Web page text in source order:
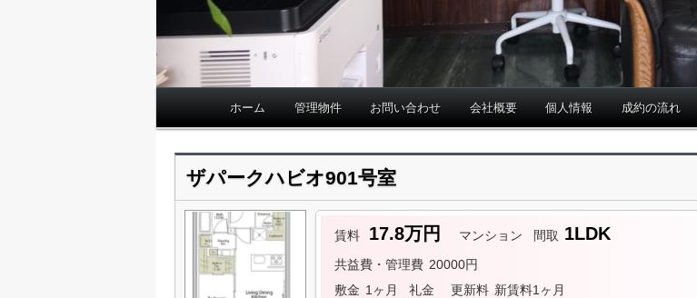
イ
ホーム 管理物件 お問い合わせ 会社概要 個人情報 成約の流れ
ザパークハビオ901号室
賃料 17.8万円 マンション 間取 1LDK
共益費・管理費 20000円
敷金 1ヶ月 礼金 更新料 新賃料1ヶ月